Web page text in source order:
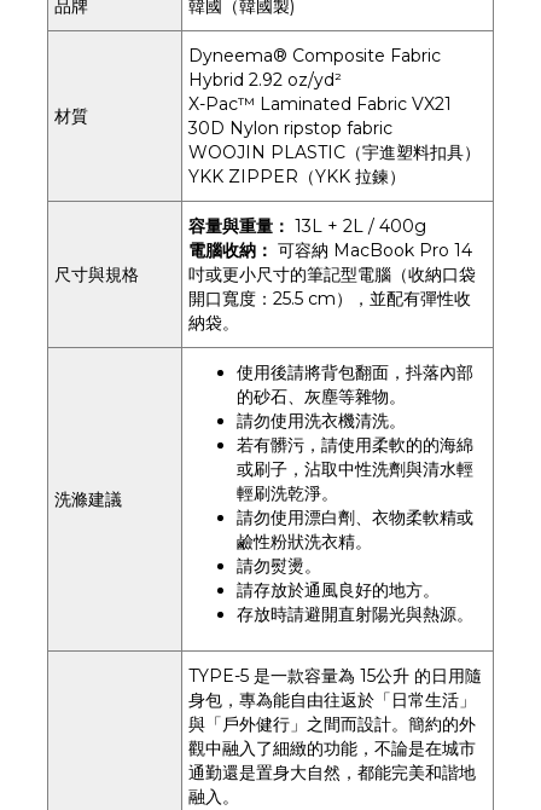
品牌 韓國（韓國製)
材質
Dyneema® Composite Fabric
Hybrid 2.92 oz/yd²
X-Pac™ Laminated Fabric VX21
30D Nylon ripstop fabric
WOOJIN PLASTIC（宇進塑料扣具）
YKK ZIPPER（YKK 拉鍊）
尺寸與規格
容量與重量： 13L + 2L / 400g
電腦收納： 可容納 MacBook Pro 14
吋或更小尺寸的筆記型電腦（收納口袋
開口寬度：25.5 cm），並配有彈性收
納袋。
洗滌建議
使用後請將背包翻面，抖落內部
的砂石、灰塵等雜物。
請勿使用洗衣機清洗。
若有髒污，請使用柔軟的的海綿
或刷子，沾取中性洗劑與清水輕
輕刷洗乾淨。
請勿使用漂白劑、衣物柔軟精或
鹼性粉狀洗衣精。
請勿熨燙。
請存放於通風良好的地方。
存放時請避開直射陽光與熱源。
TYPE-5 是一款容量為 15公升 的日用隨
身包，專為能自由往返於「日常生活」
與「戶外健行」之間而設計。簡約的外
觀中融入了細緻的功能，不論是在城市
通勤還是置身大自然，都能完美和諧地
融入。